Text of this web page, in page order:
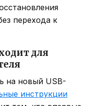
перехода к
для
на новый USB-
инструкции